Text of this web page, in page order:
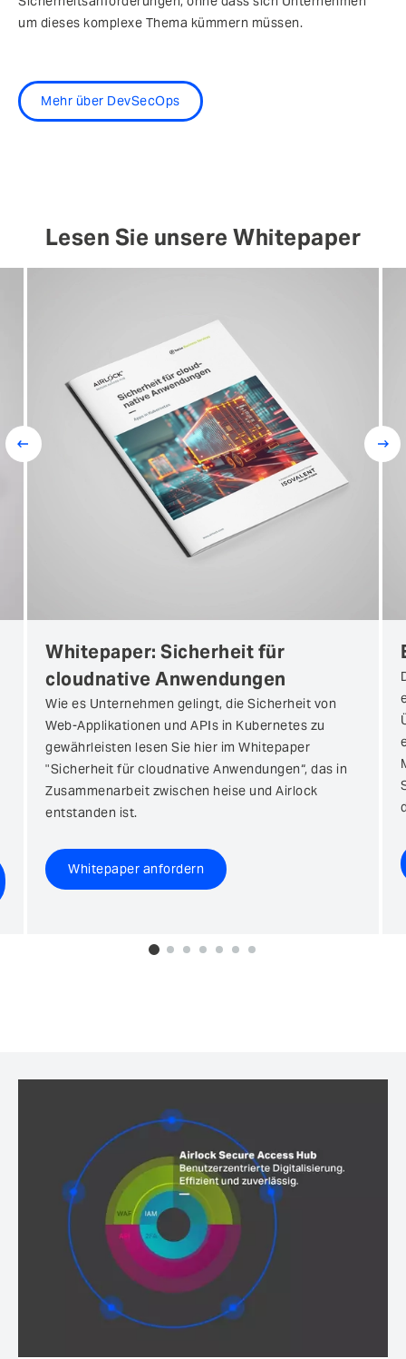
um dieses komplexe Thema kümmern müssen.
Mehr über DevSecOps
Lesen Sie unsere Whitepaper
Prev
Whitepaper: Sicherheit für
cloudnative Anwendungen
Wie es Unternehmen gelingt, die Sicherheit von
Web-Applikationen und APIs in Kubernetes zu
gewährleisten lesen Sie hier im Whitepaper
"Sicherheit für cloudnative Anwendungen“, das in
Zusammenarbeit zwischen heise und Airlock
entstanden ist.
Whitepaper anfordern
0 1 2 3 4 5 6
Next